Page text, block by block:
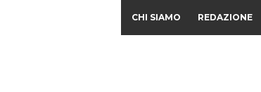
CHI SIAMO REDAZIONE